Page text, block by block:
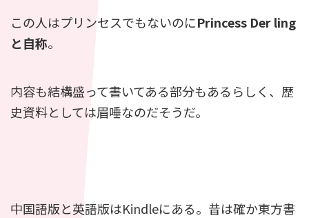
この人はプリンセスでもないのにPrincess Der ling
と自称。
内容も結構盛って書いてある部分もあるらしく、歴
史資料としては眉唾なのだそうだ。
中国語版と英語版はKindleにある。昔は確か東方書